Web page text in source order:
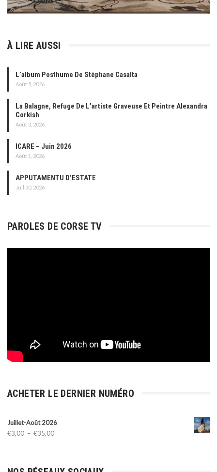
À LIRE AUSSI
L’album Posthume De Stéphane Casalta
Août 5, 2026
La Balagne, Refuge De L’artiste Graveuse Et Peintre Alexandra
Corkish
Août 3, 2026
ICARE – Juin 2026
Août 1, 2026
APPUTAMENTU D’ESTATE
Juil 30, 2026
PAROLES DE CORSE TV
ACHETER LE DERNIER NUMÉRO
Juillet-Août 2026
€3,00 – €35,00Plage